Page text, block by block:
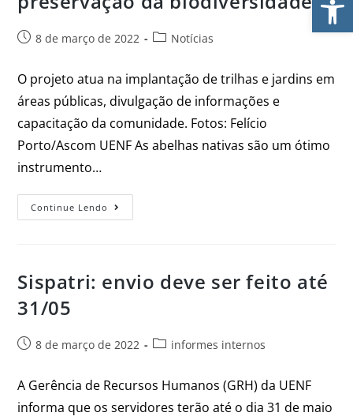
8 de março de 2022 Notícias
O projeto atua na implantação de trilhas e jardins em
áreas públicas, divulgação de informações e
capacitação da comunidade. Fotos: Felício
Porto/Ascom UENF As abelhas nativas são um ótimo
instrumento…
Continue Lendo
Sispatri: envio deve ser feito até
31/05
8 de março de 2022 informes internos
A Gerência de Recursos Humanos (GRH) da UENF
informa que os servidores terão até o dia 31 de maio